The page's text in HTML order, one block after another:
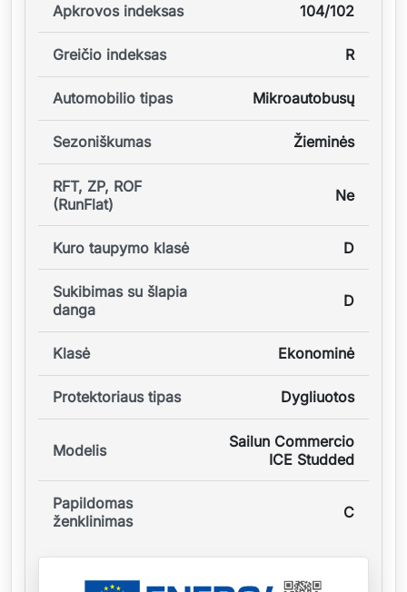
Apkrovos indeksas 104/102
Greičio indeksas R
Automobilio tipas Mikroautobusų
Sezoniškumas Žieminės
RFT, ZP, ROF
(RunFlat)
Ne
Kuro taupymo klasė D
Sukibimas su šlapia
danga
D
Klasė Ekonominė
Protektoriaus tipas Dygliuotos
Modelis
Sailun Commercio
ICE Studded
Papildomas
ženklinimas
C